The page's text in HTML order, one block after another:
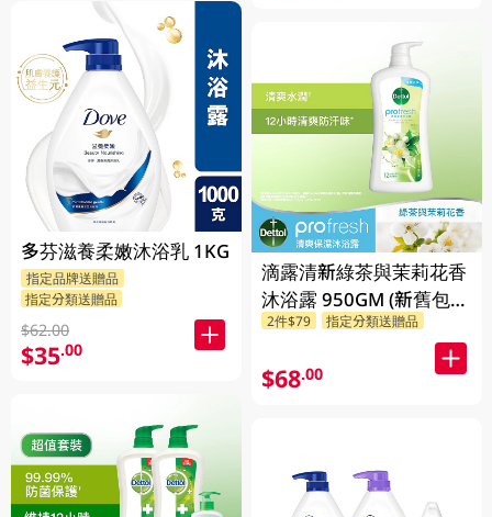
多芬滋養柔嫩沐浴乳 1KG
指定品牌送贈品
指定分類送贈品
$62.00
$35.00
滴露清新綠茶與茉莉花香
沐浴露 950GM (新舊包裝
隨機發貨)
2件$79 指定分類送贈品
$68.00